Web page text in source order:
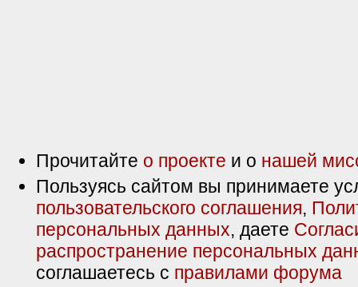
Прочитайте о проекте и о нашей
Пользуясь сайтом вы принимаете
пользовательского соглашения,
персональных данных, даете
распространение персональных
соглашаетесь с правилами форума